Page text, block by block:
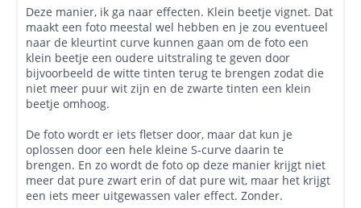
Deze manier, ik ga naar effecten. Klein beetje vignet. Dat
maakt een foto meestal wel hebben en je zou eventueel
naar de kleurtint curve kunnen gaan om de foto een
klein beetje een oudere uitstraling te geven door
bijvoorbeeld de witte tinten terug te brengen zodat die
niet meer puur wit zijn en de zwarte tinten een klein
beetje omhoog.
De foto wordt er iets fletser door, maar dat kun je
oplossen door een hele kleine S-curve daarin te
brengen. En zo wordt de foto op deze manier krijgt niet
meer dat pure zwart erin of dat pure wit, maar het krijgt
een iets meer uitgewassen valer effect. Zonder.